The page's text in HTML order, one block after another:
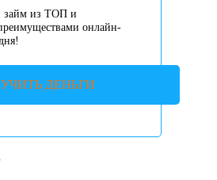
займ из ТОП и
онлайн-
ДЕНЬГИ